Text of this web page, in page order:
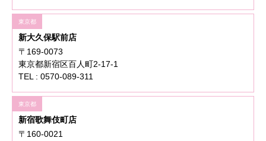
東京都
新大久保駅前店
〒169-0073
東京都新宿区百人町2-17-1
TEL : 0570-089-311
東京都
新宿歌舞伎町店
〒160-0021